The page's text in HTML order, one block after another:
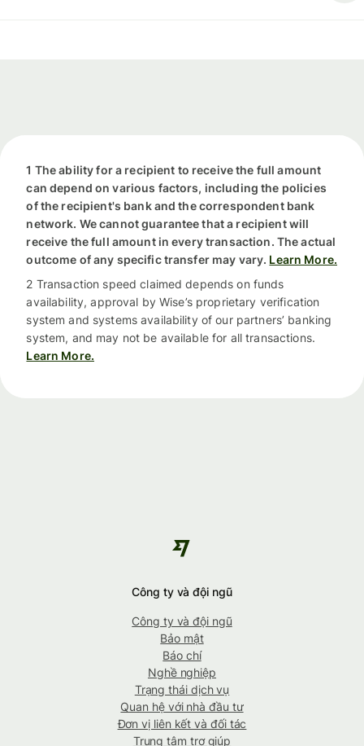
1 The ability for a recipient to receive the full amount
can depend on various factors, including the policies
of the recipient's bank and the correspondent bank
network. We cannot guarantee that a recipient will
receive the full amount in every transaction. The actual
outcome of any specific transfer may vary. Learn More.
2 Transaction speed claimed depends on funds
availability, approval by Wise’s proprietary verification
system and systems availability of our partners’ banking
system, and may not be available for all transactions.
Learn More.
Công ty và đội ngũ
Công ty và đội ngũ
Bảo mật
Báo chí
Nghề nghiệp
Trạng thái dịch vụ
Quan hệ với nhà đầu tư
Đơn vị liên kết và đối tác
Trung tâm trợ giúp